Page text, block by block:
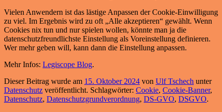
Vielen Anwendern ist das lästige Anpassen der Cookie-Einwilligung
zu viel. Im Ergebnis wird zu oft „Alle akzeptieren“ gewählt. Wenn
Cookies nix tun und nur spielen wollen, könnte man ja die
datenschutzfreundlichste Einstellung als Voreinstellung definieren.
Wer mehr geben will, kann dann die Einstellung anpassen.
Mehr Infos: Legiscope Blog.
Dieser Beitrag wurde am 15. Oktober 2024 von Ulf Tschech unter
Datenschutz veröffentlicht. Schlagwörter: Cookie, Cookie-Banner,
Datenschutz, Datenschutzgrundverordnung, DS-GVO, DSGVO.